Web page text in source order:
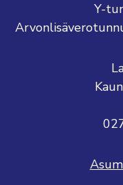
Y-